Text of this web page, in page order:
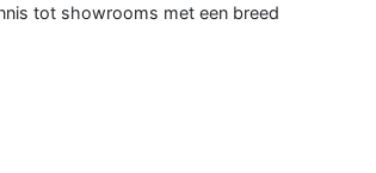
tot showrooms met een breed